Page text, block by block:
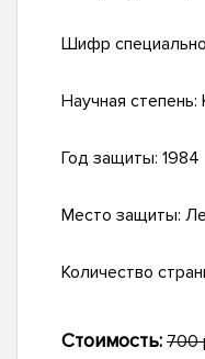
Шифр
Научная степень:
Год защиты: 1984
Место защиты:
Количество
Стоимость: 700